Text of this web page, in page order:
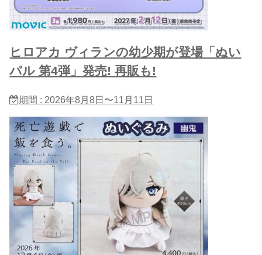
ヒロアカ ヴィランの幼少期が登場「ぬい
パル 第4弾」発売! 再販も!
期間 : 2026年8月8日〜11月11日